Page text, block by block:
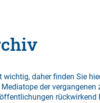
wichtig, daher finden Sie
der vergangenen